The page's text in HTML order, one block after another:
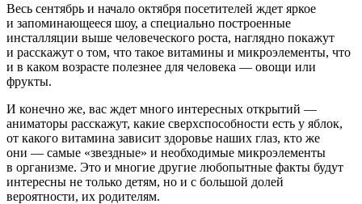
Весь сентябрь и начало октября посетителей ждет яркое
и запоминающееся шоу, а специально построенные
инсталляции выше человеческого роста, наглядно покажут
и расскажут о том, что такое витамины и микроэлементы, что
и в каком возрасте полезнее для человека — овощи или
фрукты.
И конечно же, вас ждет много интересных открытий —
аниматоры расскажут, какие сверхспособности есть у яблок,
от какого витамина зависит здоровье наших глаз, кто же
они — самые «звездные» и необходимые микроэлементы
в организме. Это и многие другие любопытные факты будут
интересны не только детям, но и с большой долей
вероятности, их родителям.